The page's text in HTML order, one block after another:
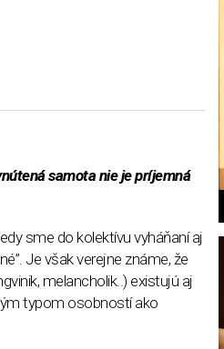
samota nie je príjemná
sme do kolektívu vyháňaní aj
Je však verejne známe, že
melancholik..) existujú aj
typom osobností ako
u
s